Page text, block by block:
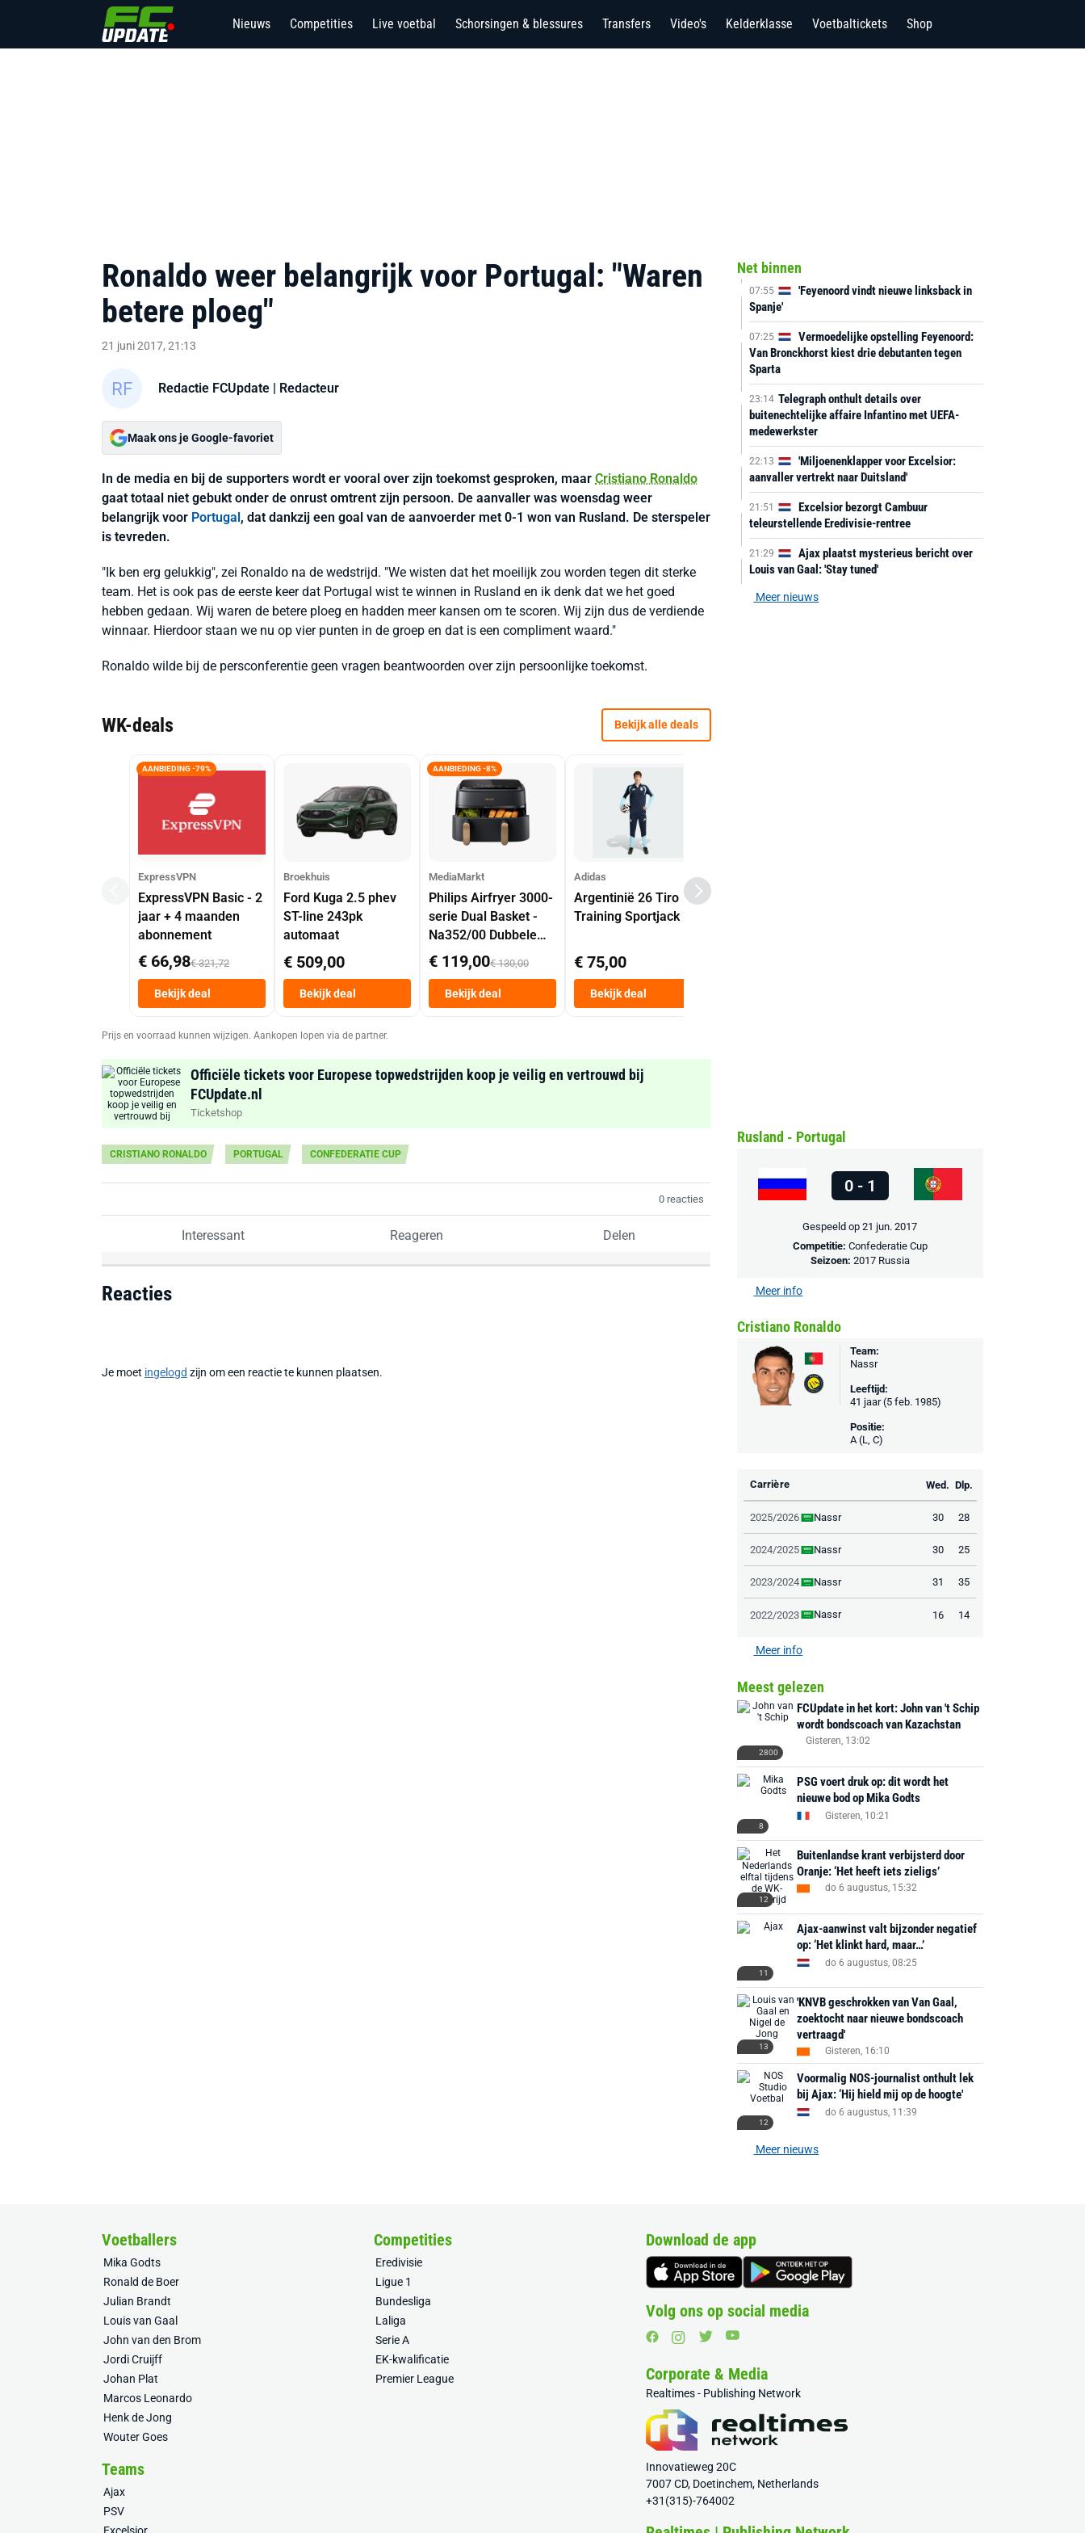
Nieuws Competities Live voetbal Schorsingen & blessures Transfers Video's Kelderklasse Voetbaltickets Shop
Ronaldo weer belangrijk voor Portugal: "Waren
betere ploeg"
21 juni 2017, 21:13
Redactie FCUpdate | Redacteur
Maak ons je Google-favoriet
In de media en bij de supporters wordt er vooral over zijn toekomst gesproken, maar Cristiano Ronaldo
gaat totaal niet gebukt onder de onrust omtrent zijn persoon. De aanvaller was woensdag weer
belangrijk voor Portugal, dat dankzij een goal van de aanvoerder met 0-1 won van Rusland. De sterspeler
is tevreden.
"Ik ben erg gelukkig", zei Ronaldo na de wedstrijd. "We wisten dat het moeilijk zou worden tegen dit sterke
team. Het is ook pas de eerste keer dat Portugal wist te winnen in Rusland en ik denk dat we het goed
hebben gedaan. Wij waren de betere ploeg en hadden meer kansen om te scoren. Wij zijn dus de verdiende
winnaar. Hierdoor staan we nu op vier punten in de groep en dat is een compliment waard."
Ronaldo wilde bij de persconferentie geen vragen beantwoorden over zijn persoonlijke toekomst.
WK-deals Bekijk alle deals
AANBIEDING -79%
ExpressVPN
ExpressVPN Basic - 2
jaar + 4 maanden
abonnement
€ 66,98€ 321,72
Bekijk deal
Broekhuis
Ford Kuga 2.5 phev
ST-line 243pk
automaat
€ 509,00
Bekijk deal
AANBIEDING -8%
MediaMarkt
Philips Airfryer 3000-
serie Dual Basket -
Na352/00 Dubbele
Mand 9 L Tot 6
Personen
Heteluchtfriteuse
Zwart
€ 119,00€ 130,00
Bekijk deal
Adidas
Argentinië 26 Tiro
Training Sportjack
€ 75,00
Bekijk deal
Prijs en voorraad kunnen wijzigen. Aankopen lopen via de partner.
Officiële tickets voor Europese topwedstrijden koop je veilig en vertrouwd bij
FCUpdate.nl
Ticketshop
CRISTIANO RONALDO PORTUGAL CONFEDERATIE CUP
0 reacties
Interessant Reageren Delen
Reacties
Je moet ingelogd zijn om een reactie te kunnen plaatsen.
Net binnen
07:55
'Feyenoord vindt nieuwe linksback in
Spanje'
07:25
Vermoedelijke opstelling Feyenoord:
Van Bronckhorst kiest drie debutanten tegen
Sparta
23:14 Telegraph onthult details over
buitenechtelijke affaire Infantino met UEFA-
medewerkster
22:13
'Miljoenenklapper voor Excelsior:
aanvaller vertrekt naar Duitsland'
21:51
Excelsior bezorgt Cambuur
teleurstellende Eredivisie-rentree
21:29
Ajax plaatst mysterieus bericht over
Louis van Gaal: 'Stay tuned'
Meer nieuws
Rusland - Portugal
0 - 1
Gespeeld op 21 jun. 2017
Competitie: Confederatie Cup
Seizoen: 2017 Russia
Meer info
Cristiano Ronaldo
Team:
Nassr
Leeftijd:
41 jaar (5 feb. 1985)
Positie:
A (L, C)
Carrière Wed. Dlp.
2025/2026 Nassr 30 28
2024/2025 Nassr 30 25
2023/2024 Nassr 31 35
2022/2023 Nassr 16 14
Meer info
Meest gelezen
2800
FCUpdate in het kort: John van 't Schip
wordt bondscoach van Kazachstan
Gisteren, 13:02
8
PSG voert druk op: dit wordt het
nieuwe bod op Mika Godts
Gisteren, 10:21
12
Buitenlandse krant verbijsterd door
Oranje: ‘Het heeft iets zieligs’
do 6 augustus, 15:32
11
Ajax-aanwinst valt bijzonder negatief
op: ‘Het klinkt hard, maar…’
do 6 augustus, 08:25
13
'KNVB geschrokken van Van Gaal,
zoektocht naar nieuwe bondscoach
vertraagd'
Gisteren, 16:10
12
Voormalig NOS-journalist onthult lek
bij Ajax: ‘Hij hield mij op de hoogte'
do 6 augustus, 11:39
Meer nieuws
Voetballers
Mika Godts
Ronald de Boer
Julian Brandt
Louis van Gaal
John van den Brom
Jordi Cruijff
Johan Plat
Marcos Leonardo
Henk de Jong
Wouter Goes
Competities
Eredivisie
Ligue 1
Bundesliga
Laliga
Serie A
EK-kwalificatie
Premier League
Teams
Ajax
PSV
Download de app
Volg ons op social media
Corporate & Media
Realtimes - Publishing Network
Innovatieweg 20C
7007 CD, Doetinchem, Netherlands
+31(315)-764002